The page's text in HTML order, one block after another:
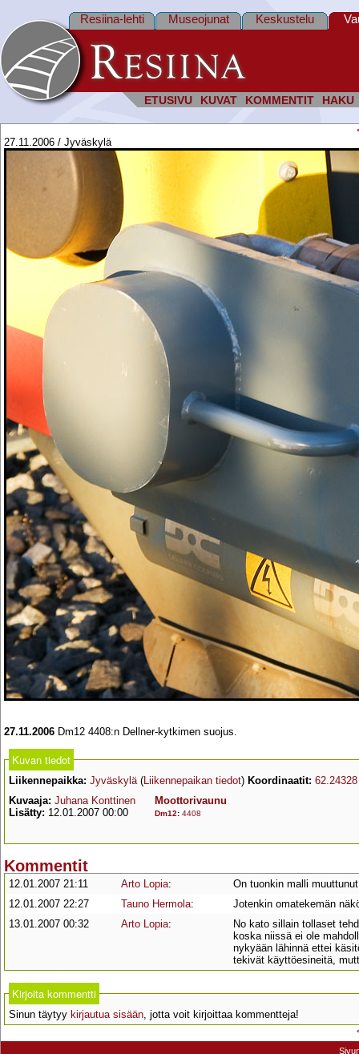
ETUSIVU KUVAT KOMMENTIT HAKU
Resiina-lehti Museojunat Keskustelu
27.11.2006 / Jyväskylä
27.11.2006 Dm12 4408:n Dellner-kytkimen suojus.
Kuvan tiedot
Liikennepaikka: Jyväskylä(Liikennepaikan tiedot) Koordinaatit:
Kuvaaja: Juhana Konttinen
Lisätty: 12.01.2007 00:00
Moottorivaunu
Dm12: 4408
Kommentit
12.01.2007 21:11 Arto Lopia:
On tuonkin malli
12.01.2007 22:27
Tauno Hermola:
Jotenkin omatekemän
13.01.2007 00:32
Arto Lopia:
No kato sillain tollaset
koska niissä ei ole
nykyään lähinnä ettei
tekivät käyttöesineitä,
Kirjoita kommentti
Sinun täytyy kirjautua sisään, jotta voit kirjoittaa kommentteja!